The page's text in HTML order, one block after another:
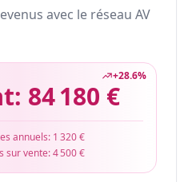
avec le réseau AV
+28.6%
84 180 €
annuels: 1 320 €
sur vente:4 500 €